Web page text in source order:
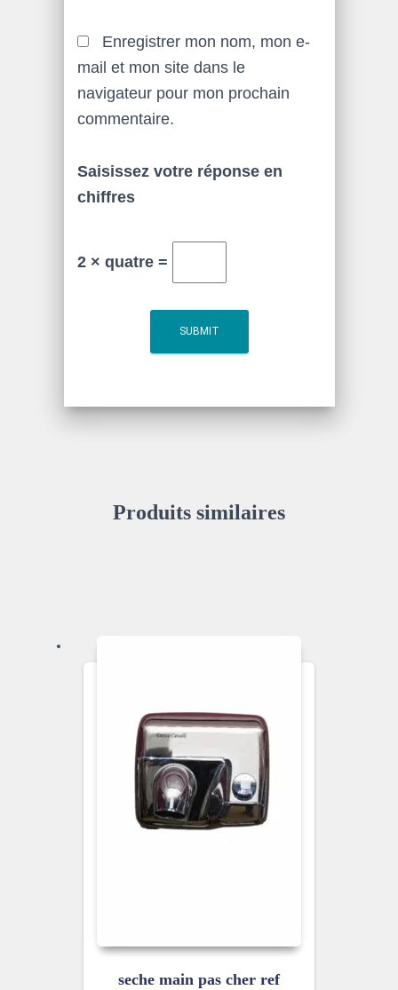
Enregistrer mon nom, mon e-
mail et mon site dans le
navigateur pour mon prochain
commentaire.
Saisissez votre réponse en
chiffres
2 × quatre =
Produits similaires
seche main pas cher ref